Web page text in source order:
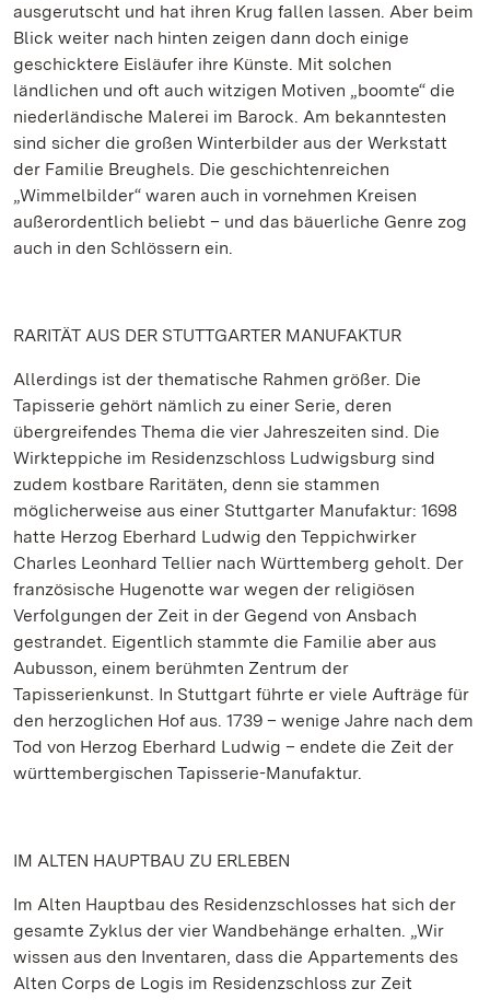
ausgerutscht und hat ihren Krug fallen lassen. Aber beim
Blick weiter nach hinten zeigen dann doch einige
geschicktere Eisläufer ihre Künste. Mit solchen
ländlichen und oft auch witzigen Motiven „boomte“ die
niederländische Malerei im Barock. Am bekanntesten
sind sicher die großen Winterbilder aus der Werkstatt
der Familie Breughels. Die geschichtenreichen
„Wimmelbilder“ waren auch in vornehmen Kreisen
außerordentlich beliebt – und das bäuerliche Genre zog
auch in den Schlössern ein.
RARITÄT AUS DER STUTTGARTER MANUFAKTUR
Allerdings ist der thematische Rahmen größer. Die
Tapisserie gehört nämlich zu einer Serie, deren
übergreifendes Thema die vier Jahreszeiten sind. Die
Wirkteppiche im Residenzschloss Ludwigsburg sind
zudem kostbare Raritäten, denn sie stammen
möglicherweise aus einer Stuttgarter Manufaktur: 1698
hatte Herzog Eberhard Ludwig den Teppichwirker
Charles Leonhard Tellier nach Württemberg geholt. Der
französische Hugenotte war wegen der religiösen
Verfolgungen der Zeit in der Gegend von Ansbach
gestrandet. Eigentlich stammte die Familie aber aus
Aubusson, einem berühmten Zentrum der
Tapisserienkunst. In Stuttgart führte er viele Aufträge für
den herzoglichen Hof aus. 1739 – wenige Jahre nach dem
Tod von Herzog Eberhard Ludwig – endete die Zeit der
württembergischen Tapisserie-Manufaktur.
IM ALTEN HAUPTBAU ZU ERLEBEN
Im Alten Hauptbau des Residenzschlosses hat sich der
gesamte Zyklus der vier Wandbehänge erhalten. „Wir
wissen aus den Inventaren, dass die Appartements des
Alten Corps de Logis im Residenzschloss zur Zeit